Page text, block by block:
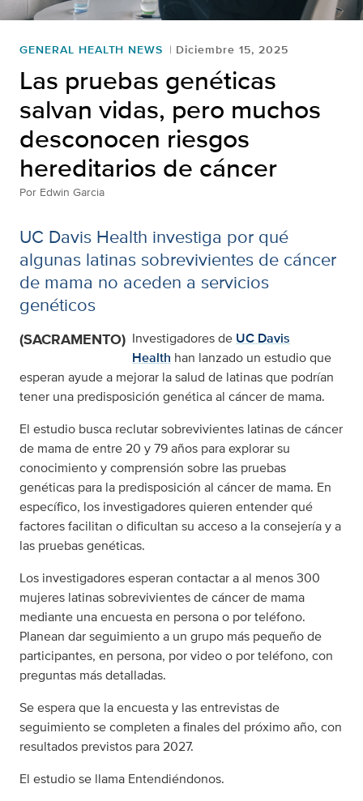
GENERAL HEALTH NEWS Diciembre 15, 2025
Las pruebas genéticas
salvan vidas, pero muchos
desconocen riesgos
hereditarios de cáncer
Por Edwin Garcia
UC Davis Health investiga por qué
algunas latinas sobrevivientes de cáncer
de mama no aceden a servicios
genéticos
(SACRAMENTO) Investigadores de UC Davis
Health han lanzado un estudio que
esperan ayude a mejorar la salud de latinas que podrían
tener una predisposición genética al cáncer de mama.
El estudio busca reclutar sobrevivientes latinas de cáncer
de mama de entre 20 y 79 años para explorar su
conocimiento y comprensión sobre las pruebas
genéticas para la predisposición al cáncer de mama. En
específico, los investigadores quieren entender qué
factores facilitan o dificultan su acceso a la consejería y a
las pruebas genéticas.
Los investigadores esperan contactar a al menos 300
mujeres latinas sobrevivientes de cáncer de mama
mediante una encuesta en persona o por teléfono.
Planean dar seguimiento a un grupo más pequeño de
participantes, en persona, por video o por teléfono, con
preguntas más detalladas.
Se espera que la encuesta y las entrevistas de
seguimiento se completen a finales del próximo año, con
resultados previstos para 2027.
El estudio se llama Entendiéndonos.